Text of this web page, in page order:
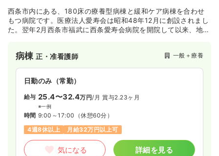
日祝休み
4週8休以上 月給25万円以上可
気になる 詳細を見る
外来
時給1,200〜1,800
時間 8:30～17:00 （休憩60分）
日祝休み
時給1,800円以上可
気になる 詳細を見る
西条市内にある、180床の療養型病棟と緩和ケア病棟を合わせ
もつ病院です。医療法人愛寿会は昭和48年12月に創設されまし
た。翌年2月西条市福武に西条愛寿会病院を開院して以来、地域
渡る幅広い医療と介護の分野で地域に貢献されています。
病棟正・准看護師 一般＋療養
日勤のみ（常勤）
給与 25.4〜32.4万円/月 賞与2.23ヶ月
※一例
時間 9:00～17:00 （休憩60分）
4週8休以上
月給32万円以上可
気になる 詳細を見る